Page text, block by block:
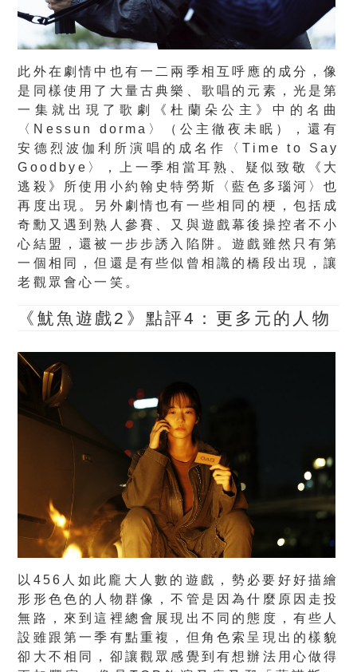
此外在劇情中也有一二兩季相互呼應的成分，像
是同樣使用了大量古典樂、歌唱的元素，光是第
一集就出現了歌劇《杜蘭朵公主》中的名曲
〈Nessun dorma〉（公主徹夜未眠），還有
安德烈波伽利所演唱的成名作〈Time to Say
Goodbye〉，上一季相當耳熟、疑似致敬《大
逃殺》所使用小約翰史特勞斯〈藍色多瑙河〉也
再度出現。另外劇情也有一些相同的梗，包括成
奇勳又遇到熟人參賽、又與遊戲幕後操控者不小
心結盟，還被一步步誘入陷阱。遊戲雖然只有第
一個相同，但還是有些似曾相識的橋段出現，讓
老觀眾會心一笑。
《魷魚遊戲2》點評4：更多元的人物
以456人如此龐大人數的遊戲，勢必要好好描繪
形形色色的人物群像，不管是因為什麼原因走投
無路，來到這裡總會展現出不同的態度，有些人
設雖跟第一季有點重複，但角色索呈現出的樣貌
卻大不相同，卻讓觀眾感覺到有想辦法用心做得